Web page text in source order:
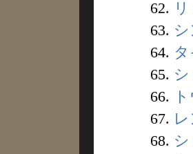
62.
63.
64.
65.
66.
67.
68.